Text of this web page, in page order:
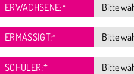
ERWACHSENE:*
ERMÄSSIGT:*
SCHÜLER:*